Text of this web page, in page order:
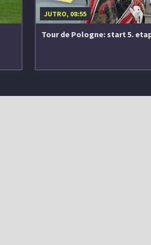
JUTRO, 08:55
Tour de Pologne: start 5.